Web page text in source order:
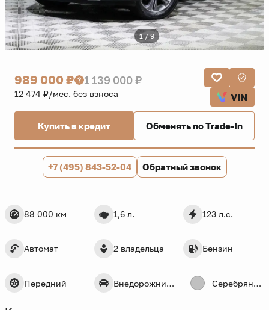
1 / 9
88 000 км 1,6 л. 123 л.с.
Автомат 2 владельца Бензин
Передний Внедорожник 5 дв. Серебряный
989 000 ₽ 1 139 000 ₽
12 474 ₽/мес. без взноса VIN
Купить в кредит Обменять по Trade-In
+7 (495) 843-52-04 Обратный звонок